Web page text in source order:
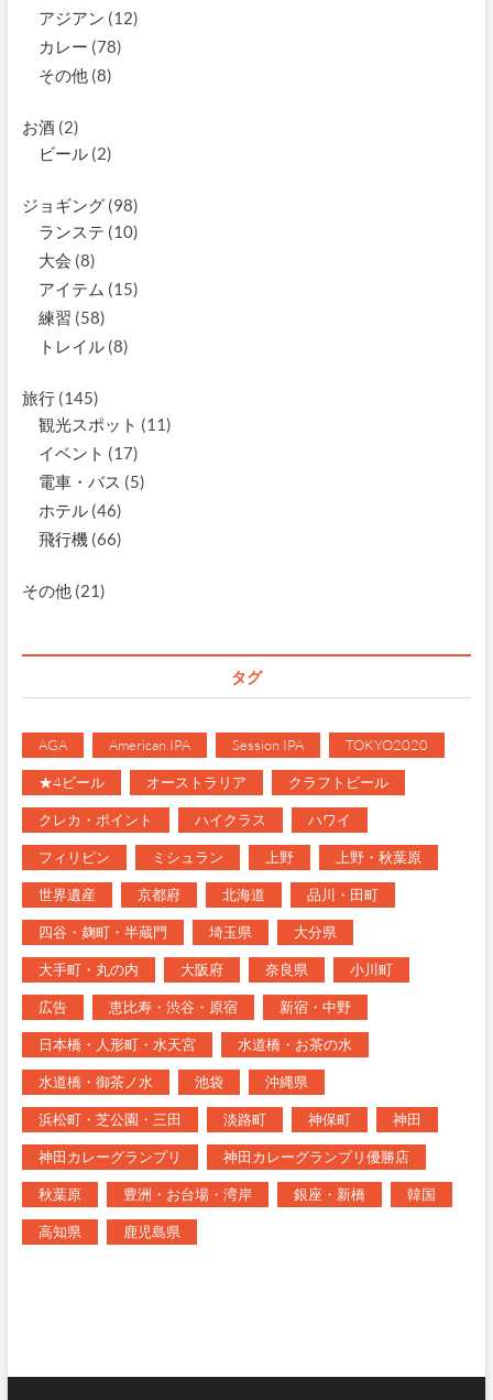
アジアン (12)
カレー (78)
その他(8)
お酒(2)
ビール(2)
ジョギング(98)
ランステ (10)
大会 (8)
アイテム (15)
練習 (58)
トレイル(8)
旅行(145)
観光スポット (11)
イベント (17)
電車・バス (5)
ホテル(46)
飛行機(66)
その他(21)
タグ
AGA American IPA Session IPA TOKYO2020
★4ビール オーストラリア クラフトビール
クレカ・ポイント ハイクラス ハワイ
フィリピン ミシュラン 上野 上野・秋葉原
世界遺産 京都府 北海道 品川・田町
四谷・麹町・半蔵門 埼玉県 大分県
大手町・丸の内 大阪府 奈良県 小川町
広告 恵比寿・渋谷・原宿 新宿・中野
日本橋・人形町・水天宮 水道橋・お茶の水
水道橋・御茶ノ水 池袋 沖縄県
浜松町・芝公園・三田 淡路町 神保町 神田
神田カレーグランプリ 神田カレーグランプリ優勝店
秋葉原 豊洲・お台場・湾岸 銀座・新橋 韓国
高知県 鹿児島県